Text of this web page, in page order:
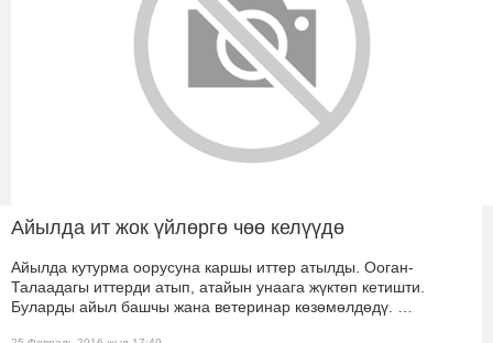
Айылда ит жок үйлөргө чөө келүүдө
Айылда кутурма оорусуна каршы иттер атылды. Ооган-
Талаадагы иттерди атып, атайын унаага жүктөп кетишти.
Буларды айыл башчы жана ветеринар көзөмөлдөдү. …